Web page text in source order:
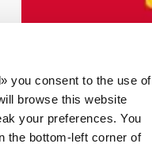
you consent to the use of
browse this website
your preferences. You
the bottom-left corner of